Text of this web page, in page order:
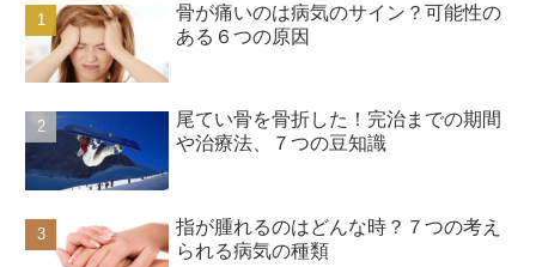
骨が痛いのは病気のサイン？可能性の
ある６つの原因
尾てい骨を骨折した！完治までの期間
や治療法、７つの豆知識
指が腫れるのはどんな時？７つの考え
られる病気の種類